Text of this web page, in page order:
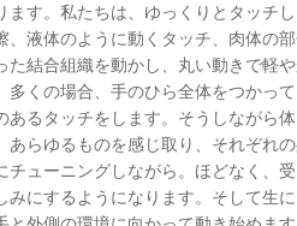
ます。私たちは、ゆっくりとタッチ
、液体のように動くタッチ、肉体の
た結合組織を動かし、丸い動きで軽
多くの場合、手のひら全体をつかっ
あるタッチをします。そうしながら
あらゆるものを感じ取り、それぞれ
チューニングしながら。ほどなく、
みにするようになります。そして生